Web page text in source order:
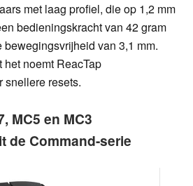
met laag profiel, die op 1,2 mm
bedieningskracht van 42 gram
bewegingsvrijheid van 3,1 mm.
noemt ReacTap
snellere resets.
MC5 en MC3
de Command-serie